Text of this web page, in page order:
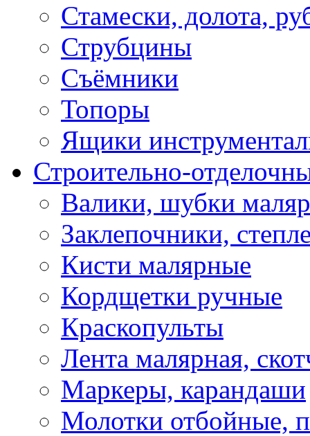
Стамески, долота,
Струбцины
Съёмники
Топоры
Ящики
Строительно-
Валики, шубки
Заклепочники,
Кисти малярные
Кордщетки ручные
Краскопульты
Лента малярная,
Маркеры, карандаши
Молотки отбойные,